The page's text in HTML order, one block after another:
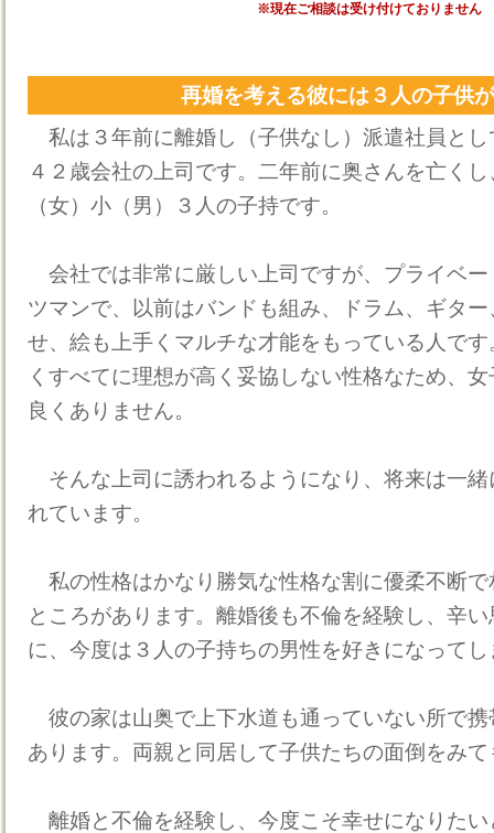
※現在ご相談は受け付けておりません
再婚を考える彼には３人の子供
私は３年前に離婚し（子供なし）派遣社員と
４２歳会社の上司です。二年前に奥さんを亡く
（女）小（男）３人の子持です。
会社では非常に厳しい上司ですが、プライベ
ツマンで、以前はバンドも組み、ドラム、ギタ
せ、絵も上手くマルチな才能をもっている人で
くすべてに理想が高く妥協しない性格なため、
良くありません。
そんな上司に誘われるようになり、将来は一
れています。
私の性格はかなり勝気な性格な割に優柔不断
ところがあります。離婚後も不倫を経験し、辛
に、今度は３人の子持ちの男性を好きになって
彼の家は山奥で上下水道も通っていない所で
あります。両親と同居して子供たちの面倒をみ
離婚と不倫を経験し、今度こそ幸せになりた